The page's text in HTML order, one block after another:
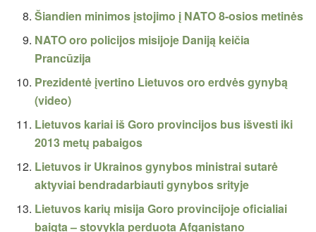
Šiandien minimos įstojimo į NATO 8-osios metinės
NATO oro policijos misijoje Daniją keičia
Prancūzija
Prezidentė įvertino Lietuvos oro erdvės gynybą
(video)
Lietuvos kariai iš Goro provincijos bus išvesti iki
2013 metų pabaigos
Lietuvos ir Ukrainos gynybos ministrai sutarė
aktyviai bendradarbiauti gynybos srityje
Lietuvos karių misija Goro provincijoje oficialiai
baigta – stovykla perduota Afganistano